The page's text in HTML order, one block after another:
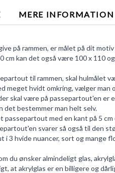
MERE INFORMATION
på rammen, er målet på dit
cm kan det også være 100 x 110
til rammen, skal hulmålet
meget hvidt omkring, vælger
skal være på passepartout'en
det bestemmer man helt selv.
passepartout med en kant på 5
svarer så også til den
i 3 hvide nuancer, sort og mange
du ønsker almindeligt glas,
at akrylglas er en billigere og